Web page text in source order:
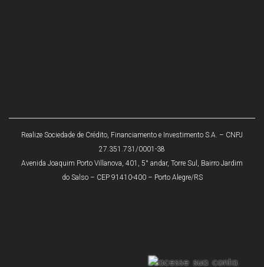
Realize Sociedade de Crédito, Financiamento e Investimento S.A. – CNPJ
27.351.731/0001-38
Avenida Joaquim Porto Villanova, 401, 5° andar, Torre Sul, Bairro Jardim
do Salso – CEP 91410-400 – Porto Alegre/RS